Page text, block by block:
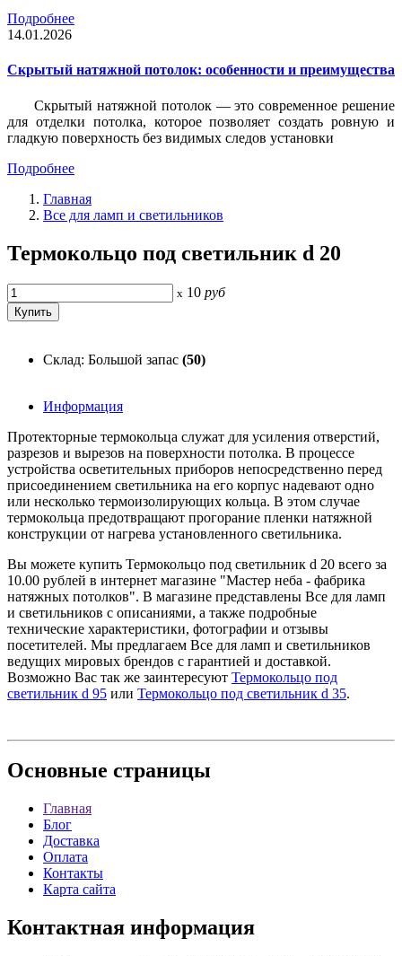
Подробнее
14.01.2026
Скрытый натяжной потолок: особенности и преимущества
Скрытый натяжной потолок — это современное решение
для отделки потолка, которое позволяет создать ровную и
гладкую поверхность без видимых следов установки
Подробнее
Главная
Все для ламп и светильников
Термокольцо под светильник d 20
x 10 руб
Склад: Большой запас (50)
Информация
Протекторные термокольца служат для усиления отверстий,
разрезов и вырезов на поверхности потолка. В процессе
устройства осветительных приборов непосредственно перед
присоединением светильника на его корпус надевают одно
или несколько термоизолирующих кольца. В этом случае
термокольца предотвращают прогорание пленки натяжной
конструкции от нагрева установленного светильника.
Вы можете купить Термокольцо под светильник d 20 всего за
10.00 рублей в интернет магазине "Мастер неба - фабрика
натяжных потолков". В магазине представлены Все для ламп
и светильников с описаниями, а также подробные
технические характеристики, фотографии и отзывы
посетителей. Мы предлагаем Все для ламп и светильников
ведущих мировых брендов с гарантией и доставкой.
Возможно Вас так же заинтересуют Термокольцо под
светильник d 95 или Термокольцо под светильник d 35.
Основные страницы
Главная
Блог
Доставка
Оплата
Контакты
Карта сайта
Контактная информация